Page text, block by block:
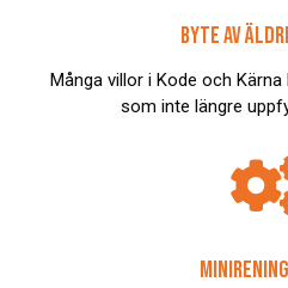
BYTE AV
Många villor i Kode och
som inte längre